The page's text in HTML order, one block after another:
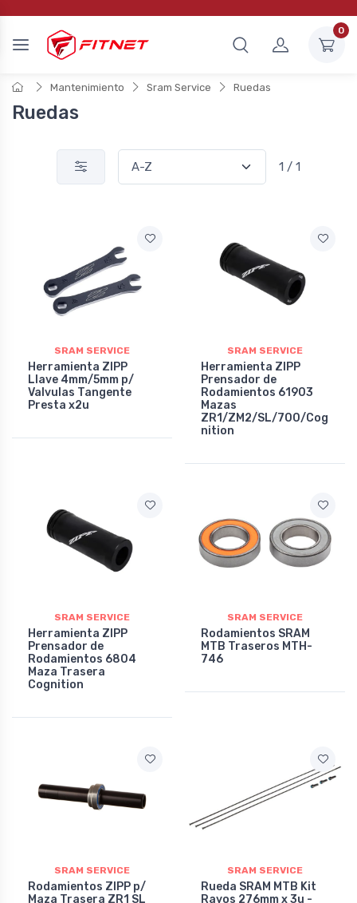
0
Mantenimiento Sram Service Ruedas
Ruedas
1 / 1
SRAM SERVICE
Herramienta ZIPP
Llave 4mm/5mm p/
Valvulas Tangente
Presta x2u
SRAM SERVICE
Herramienta ZIPP
Prensador de
Rodamientos 61903
Mazas
ZR1/ZM2/SL/700/Cog
nition
SRAM SERVICE
Herramienta ZIPP
Prensador de
Rodamientos 6804
Maza Trasera
Cognition
SRAM SERVICE
Rodamientos SRAM
MTB Traseros MTH-
746
SRAM SERVICE
Rodamientos ZIPP p/
Maza Trasera ZR1 SL
SRAM SERVICE
Rueda SRAM MTB Kit
Rayos 276mm x 3u -